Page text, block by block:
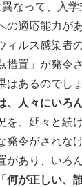
なって、入
の適応能力が
ィルス感染者
措置」が発令
はあるのでし
、人々にいろ
を、延々と続
発令がされな
があり、いろ
何が正しい、